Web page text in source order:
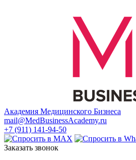
Академия Медицинского Бизнеса
mail@MedBusinessAcademy.ru
+7 (911) 141-94-50
Заказать звонок